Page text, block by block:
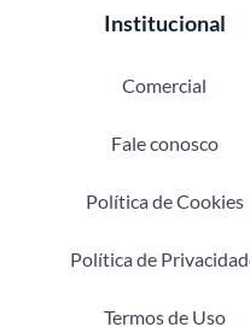
Institucional
Comercial
Fale conosco
Política de Cookies
Política de
Termos de Uso